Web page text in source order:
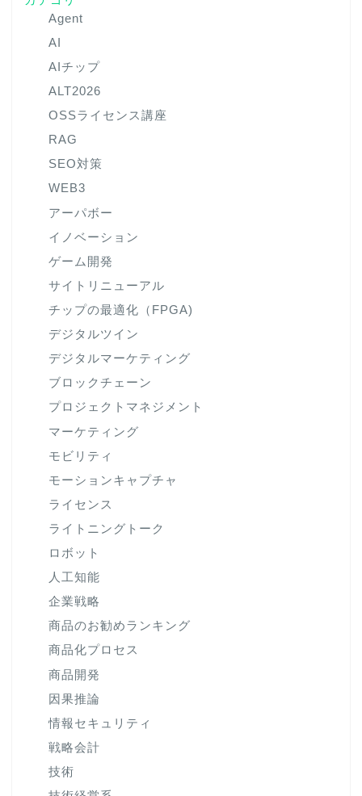
Agent
AI
AIチップ
ALT2026
OSSライセンス講座
RAG
SEO対策
WEB3
アーパボー
イノベーション
ゲーム開発
サイトリニューアル
チップの最適化（FPGA)
デジタルツイン
デジタルマーケティング
ブロックチェーン
プロジェクトマネジメント
マーケティング
モビリティ
モーションキャプチャ
ライセンス
ライトニングトーク
ロボット
人工知能
企業戦略
商品のお勧めランキング
商品化プロセス
商品開発
因果推論
情報セキュリティ
戦略会計
技術